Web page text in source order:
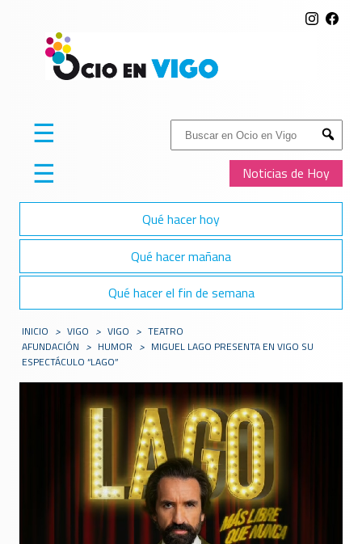
Buscar:
Submit
Noticias de Hoy
☰
☰
Qué hacer hoy
Qué hacer mañana
Qué hacer el fin de semana
INICIO > VIGO > VIGO > TEATRO
AFUNDACIÓN > HUMOR > MIGUEL LAGO PRESENTA EN VIGO SU
ESPECTÁCULO “LAGO”